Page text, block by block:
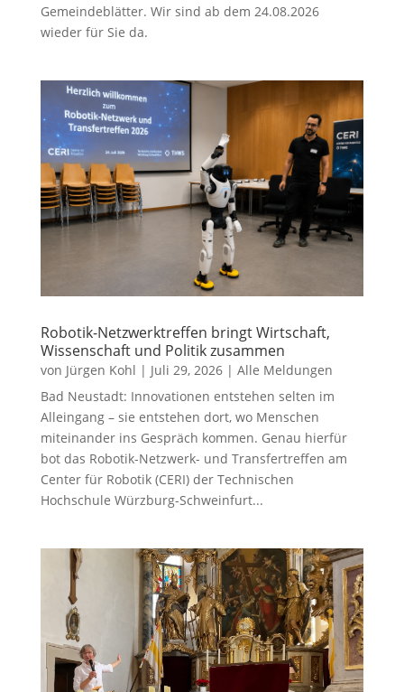
Gemeindeblätter. Wir sind ab dem 24.08.2026
wieder für Sie da.
Robotik-Netzwerktreffen bringt Wirtschaft,
Wissenschaft und Politik zusammen
von Jürgen Kohl | Juli 29, 2026| Alle Meldungen
Bad Neustadt: Innovationen entstehen selten im
Alleingang – sie entstehen dort, wo Menschen
miteinander ins Gespräch kommen. Genau hierfür
bot das Robotik-Netzwerk- und Transfertreffen am
Center für Robotik (CERI) der Technischen
Hochschule Würzburg-Schweinfurt...